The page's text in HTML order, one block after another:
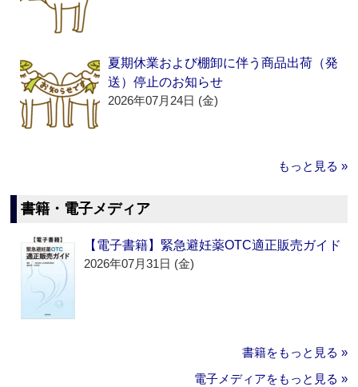
夏期休業および棚卸に伴う商品出荷（発
送）停止のお知らせ
2026年07月24日 (金)
もっと見る »
書籍・電子メディア
【電子書籍】緊急避妊薬OTC適正販売ガイド
2026年07月31日 (金)
書籍をもっと見る »
電子メディアをもっと見る »